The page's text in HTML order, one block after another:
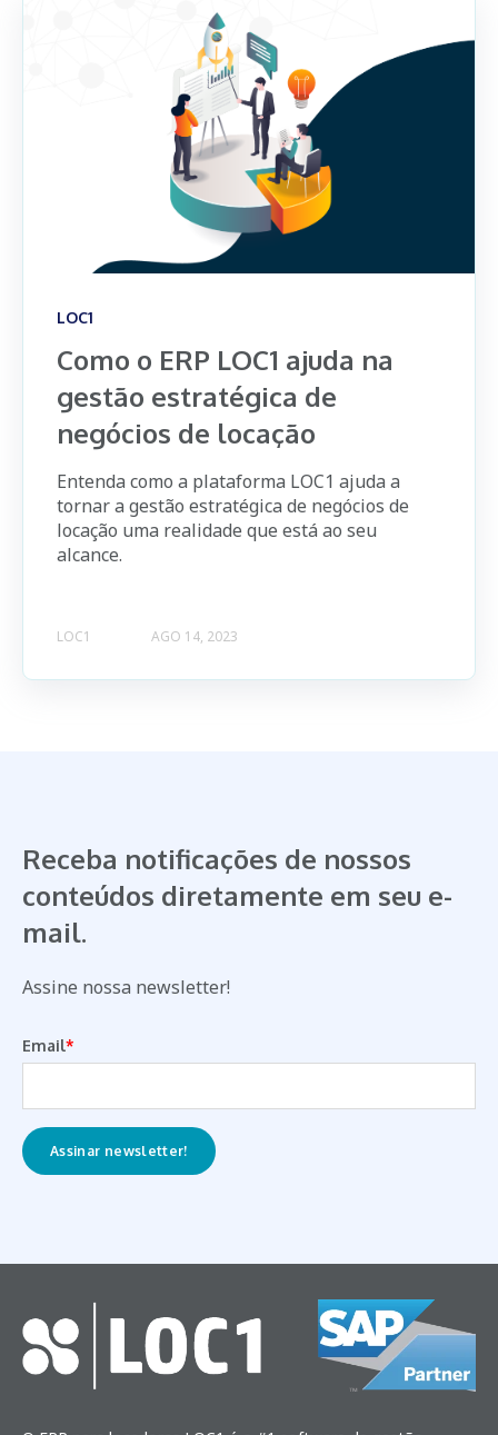
LOC1
Como o ERP LOC1 ajuda na
gestão estratégica de
negócios de locação
Entenda como a plataforma LOC1 ajuda a
tornar a gestão estratégica de negócios de
locação uma realidade que está ao seu
alcance.
LOC1 AGO 14, 2023
Receba notificações de nossos
conteúdos diretamente em seu e-
mail.
Assine nossa newsletter!
Email*